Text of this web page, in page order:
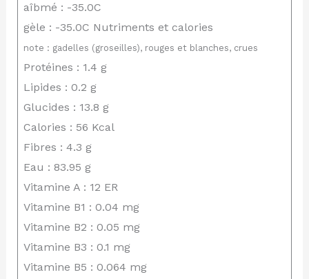
aîbmé : -35.0C
gèle : -35.0C Nutriments et calories
note : gadelles (groseilles), rouges et blanches, crues
Protéines : 1.4 g
Lipides : 0.2 g
Glucides : 13.8 g
Calories : 56 Kcal
Fibres : 4.3 g
Eau : 83.95 g
Vitamine A : 12 ER
Vitamine B1 : 0.04 mg
Vitamine B2 : 0.05 mg
Vitamine B3 : 0.1 mg
Vitamine B5 : 0.064 mg